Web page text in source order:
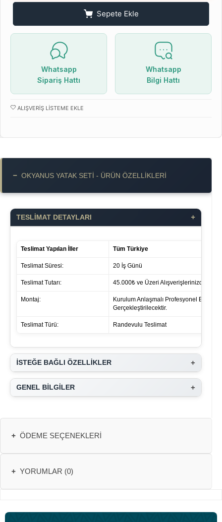
Sepete Ekle
Whatsapp
Sipariş Hattı
Whatsapp
Bilgi Hattı
ALIŞVERIŞ LISTEME EKLE
− OKYANUS YATAK SETİ - ÜRÜN ÖZELLIKLERI
TESLİMAT DETAYLARI +
Teslimat Yapılan İller Tüm Türkiye
Teslimat Süresi: 20 İş Günü
Teslimat Tutarı: 45.000₺ ve Üzeri Alışverişlerinizde ücret
Montaj:
Kurulum Anlaşmalı Profesyonel
Gerçekleştirilecektir.
Teslimat Türü: Randevulu Teslimat
İSTEĞE BAĞLI ÖZELLİKLER +
GENEL BİLGİLER +
+ ÖDEME SEÇENEKLERI
+ YORUMLAR (0)